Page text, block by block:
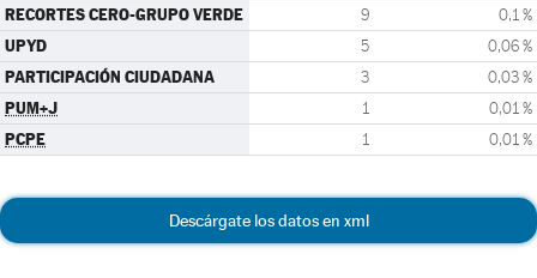
RECORTES CERO-GRUPO VERDE 9 0,1 %
UPYD 5 0,06 %
PARTICIPACIÓN CIUDADANA 3 0,03 %
PUM+J 1 0,01 %
PCPE 1 0,01 %
Descárgate los datos en xml